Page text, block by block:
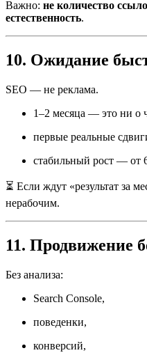
Важно: не количество
естественность.
10. Ожидание
SEO — не реклама.
1–2 месяца — это ни о
первые реальные
стабильный рост — от
⏳ Если ждут «результат за
нерабочим.
11. Продвижение
Без анализа:
Search Console,
поведенки,
конверсий,